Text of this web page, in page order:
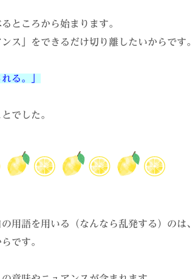
ところから始まります。
ス」をできるだけ切り離したいからです。
る。」
でした。
用語を用いる（なんなら乱発する）のは、
です。